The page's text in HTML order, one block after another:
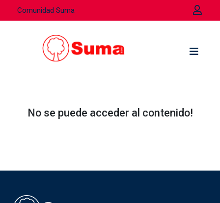
Comunidad Suma
No se puede acceder al contenido!